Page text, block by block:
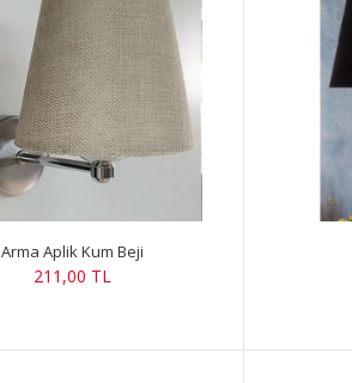
Arma Aplik Kum Beji
211,00 TL